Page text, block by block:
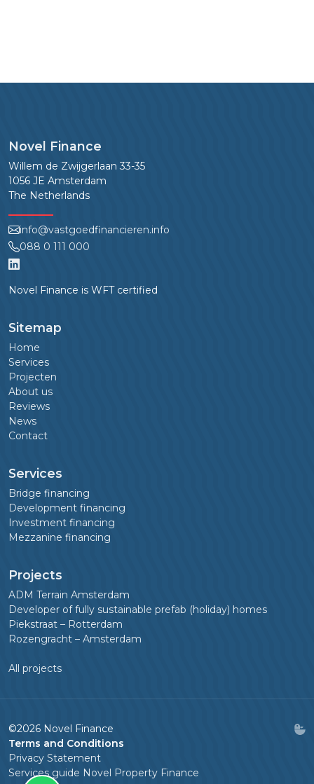
Novel Finance
Willem de Zwijgerlaan 33-35
1056 JE Amsterdam
The Netherlands
info@vastgoedfinancieren.info
088 0 111 000
Novel Finance is WFT certified
Sitemap
Home
Services
Projecten
About us
Reviews
News
Contact
Services
Bridge financing
Development financing
Investment financing
Mezzanine financing
Projects
ADM Terrain Amsterdam
Developer of fully sustainable prefab (holiday) homes
Piekstraat – Rotterdam
Rozengracht – Amsterdam
All projects
©2026 Novel Finance
Terms and Conditions
Privacy Statement
Services guide Novel Property Finance